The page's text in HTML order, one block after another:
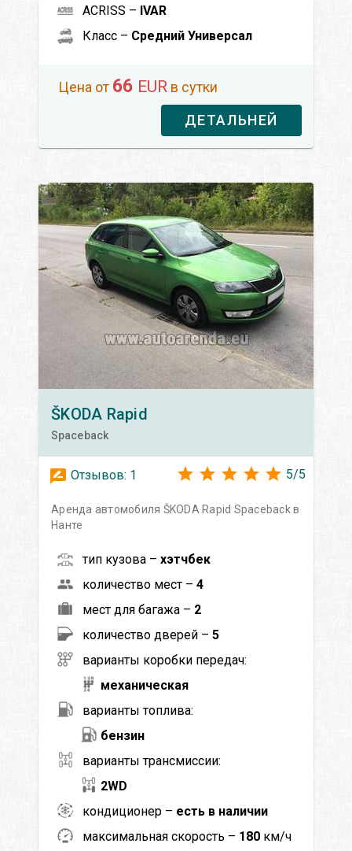
ACRISS – IVAR
Класс – Средний Универсал
Цена от 66 EUR в сутки
ДЕТАЛЬНЕЙ
ŠKODA Rapid
Spaceback
Отзывов: 1 5/5
Аренда автомобиля ŠKODA Rapid Spaceback в
Нанте
тип кузова – хэтчбек
количество мест – 4
мест для багажа – 2
количество дверей – 5
варианты коробки передач:
механическая
варианты топлива:
бензин
варианты трансмиссии:
2WD
кондиционер – есть в наличии
максимальная скорость – 180 км/ч